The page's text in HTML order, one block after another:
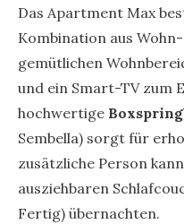
Das Apartment Max
Kombination aus
gemütlichen
und ein Smart-TV zum
hochwertige
Sembella) sorgt für
zusätzliche Person
ausziehbaren
Fertig) übernachten.